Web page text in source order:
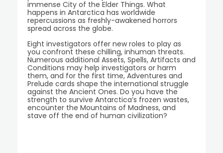
immense City of the Elder Things. What
happens in Antarctica has worldwide
repercussions as freshly-awakened horrors
spread across the globe.
Eight investigators offer new roles to play as
you confront these chilling, inhuman threats.
Numerous additional Assets, Spells, Artifacts and
Conditions may help investigators or harm
them, and for the first time, Adventures and
Prelude cards shape the international struggle
against the Ancient Ones. Do you have the
strength to survive Antarctica’s frozen wastes,
encounter the Mountains of Madness, and
stave off the end of human civilization?